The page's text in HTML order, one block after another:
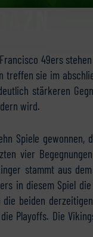
49ers
treffen sie im
stärkeren
wird.
Spiele gewonnen,
vier
stammt aus
in diesem Spiel
beiden
Playoffs. Die